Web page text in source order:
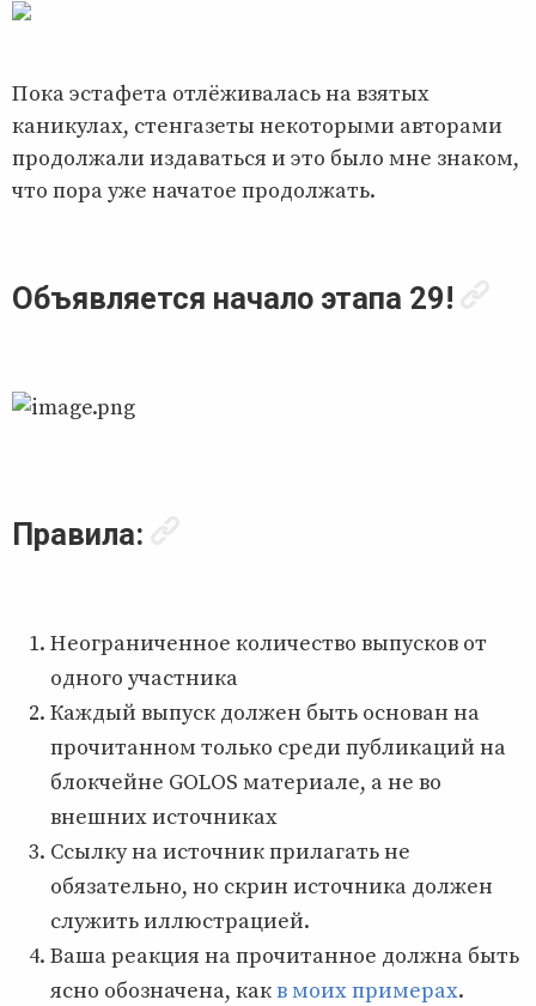
Пока эстафета отлёживалась на взятых
каникулах, стенгазеты некоторыми авторами
продолжали издаваться и это было мне знаком,
что пора уже начатое продолжать.
Объявляется начало этапа 29!
Правила:
Неограниченное количество выпусков от
одного участника
Каждый выпуск должен быть основан на
прочитанном только среди публикаций на
блокчейне GOLOS материале, а не во
внешних источниках
Ссылку на источник прилагать не
обязательно, но скрин источника должен
служить иллюстрацией.
Ваша реакция на прочитанное должна быть
ясно обозначена, какв моих примерах.